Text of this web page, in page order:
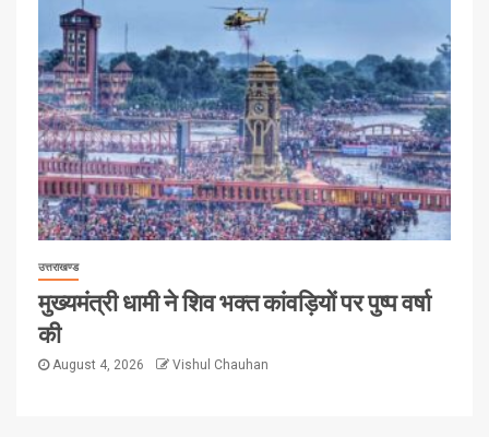
उत्तराखण्ड
मुख्यमंत्री धामी ने शिव भक्त कांवड़ियों पर पुष्प वर्षा
की
August 4, 2026 Vishul Chauhan